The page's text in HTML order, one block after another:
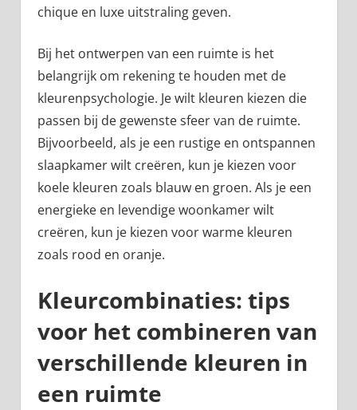
chique en luxe uitstraling geven.
Bij het ontwerpen van een ruimte is het
belangrijk om rekening te houden met de
kleurenpsychologie. Je wilt kleuren kiezen die
passen bij de gewenste sfeer van de ruimte.
Bijvoorbeeld, als je een rustige en ontspannen
slaapkamer wilt creëren, kun je kiezen voor
koele kleuren zoals blauw en groen. Als je een
energieke en levendige woonkamer wilt
creëren, kun je kiezen voor warme kleuren
zoals rood en oranje.
Kleurcombinaties: tips
voor het combineren van
verschillende kleuren in
een ruimte